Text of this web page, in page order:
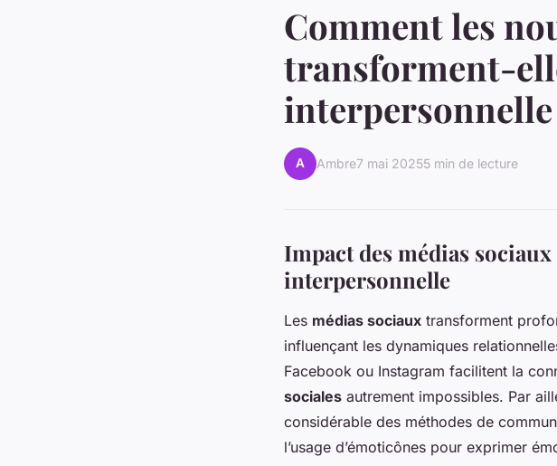
Comment les
transforment-
interpersonnelle
A Ambre7 mai 20255 min de lecture
Impact des médias
interpersonnelle
Les médias sociaux transforment
influençant les dynamiques
Facebook ou Instagram facilitent la
sociales autrement impossibles. Par
considérable des méthodes de
l’usage d’émoticônes pour exprimer